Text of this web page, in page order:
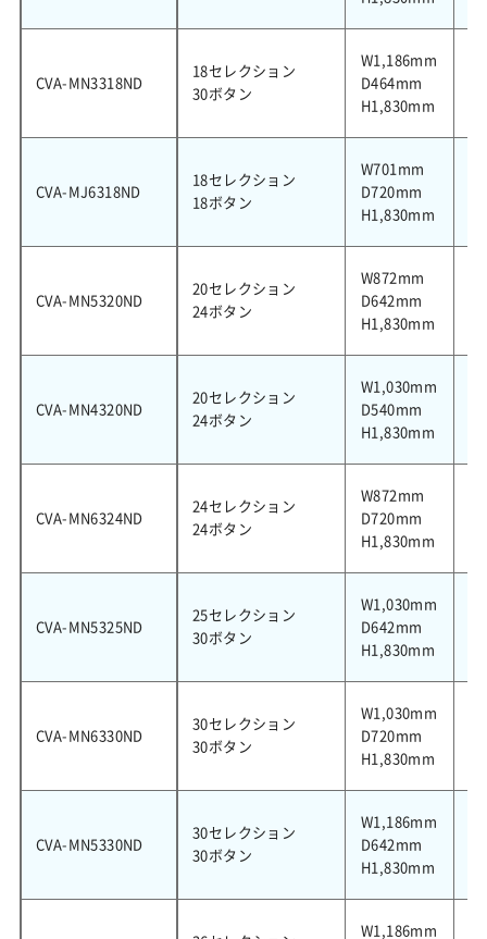
CVA-MN3318ND
18セレクション
30ボタン
W1,186mm
D464mm
H1,830mm
CVA-MJ6318ND
18セレクション
18ボタン
W701mm
D720mm
H1,830mm
CVA-MN5320ND
20セレクション
24ボタン
W872mm
D642mm
H1,830mm
CVA-MN4320ND
20セレクション
24ボタン
W1,030mm
D540mm
H1,830mm
CVA-MN6324ND
24セレクション
24ボタン
W872mm
D720mm
H1,830mm
CVA-MN5325ND
25セレクション
30ボタン
W1,030mm
D642mm
H1,830mm
CVA-MN6330ND
30セレクション
30ボタン
W1,030mm
D720mm
H1,830mm
CVA-MN5330ND
30セレクション
30ボタン
W1,186mm
D642mm
H1,830mm
W1,186mm